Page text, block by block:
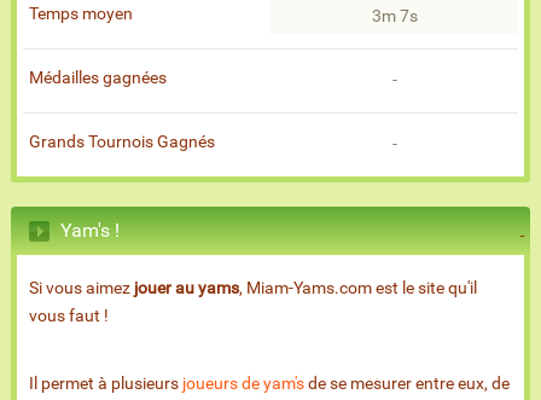
Temps moyen
3m 7s
Médailles gagnées -
Grands Tournois Gagnés -
Yam's !
Si vous aimez jouer au yams, Miam-Yams.com est le site qu'il
vous faut !
Il permet à plusieurs joueurs de yam'sde se mesurer entre eux, de